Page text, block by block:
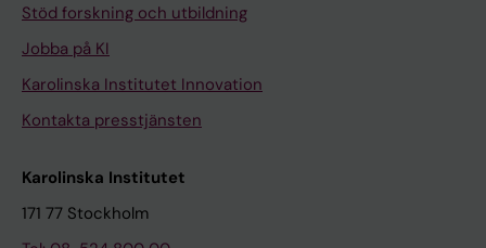
Stöd forskning och utbildning
Jobba på KI
Karolinska Institutet Innovation
Kontakta presstjänsten
Karolinska Institutet
171 77 Stockholm